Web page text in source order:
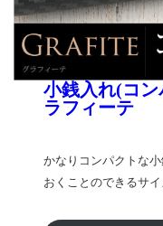
小銭入れ(コ
ラフィーテ
かなりコンパクトな
おくことのできるサイ